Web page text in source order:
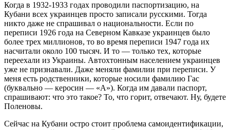
Когда в 1932-1933 годах проводили паспортизацию, на
Кубани всех украинцев просто записали русскими. Тогда
никто даже не спрашивал о национальности. Если по
переписи 1926 года на Северном Кавказе украинцев было
более трех миллионов, то во время переписи 1947 года их
насчитали около 100 тысяч. И то — только тех, которые
переехали из Украины. Автохтонным населением украинцев
уже не признавали. Даже меняли фамилии при переписи. У
меня есть родственники, которые носили фамилию Гас
(буквально — керосин — «А»). Когда им давали паспорт,
спрашивают: что это такое? То, что горит, отвечают. Ну, будете
Поленовы.
Сейчас на Кубани остро стоит проблема самоидентификации,